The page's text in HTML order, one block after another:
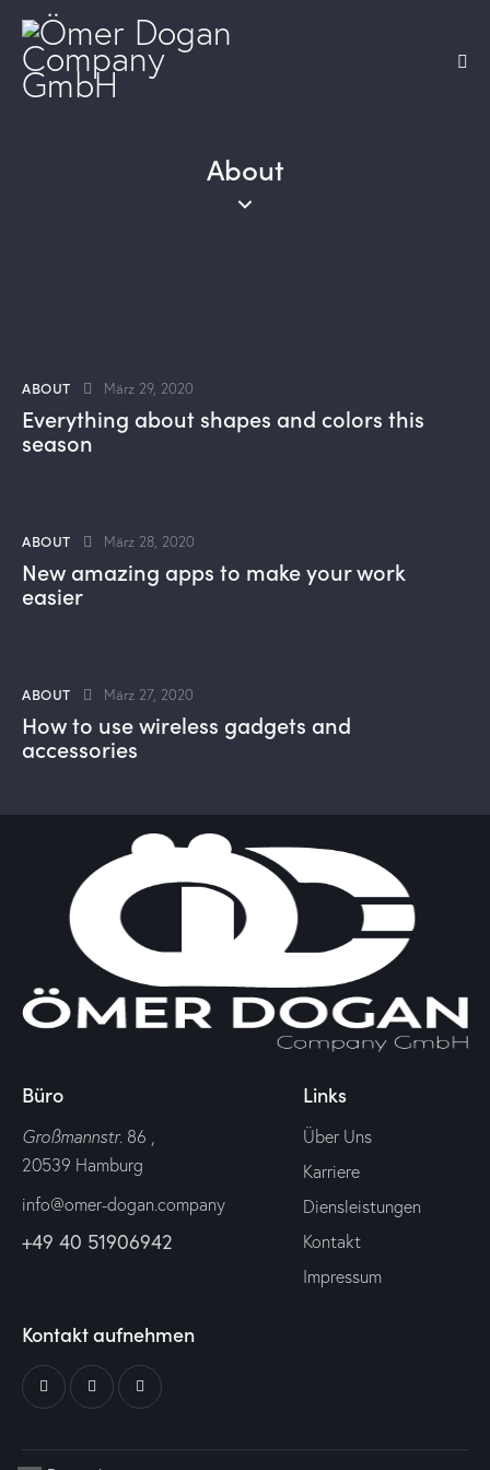
About
ABOUT März 29, 2020
Everything about shapes and colors this
season
ABOUT März 28, 2020
New amazing apps to make your work
easier
ABOUT März 27, 2020
How to use wireless gadgets and
accessories
Büro
Großmannstr. 86 ,
20539 Hamburg
info@omer-dogan.company
+49 40 51906942
Links
Über Uns
Karriere
Diensleistungen
Kontakt
Impressum
Kontakt aufnehmen